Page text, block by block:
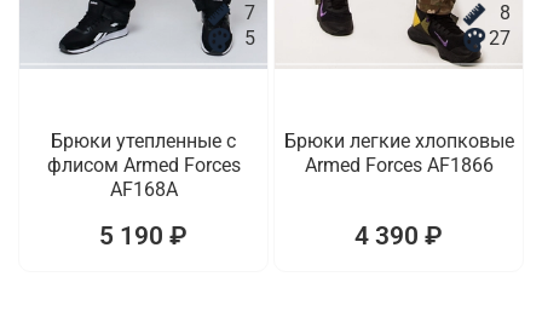
7
5
Брюки утепленные с
флисом Armed Forces
AF168A
5 190 ₽
8
27
Брюки легкие хлопковые
Armed Forces AF1866
4 390 ₽